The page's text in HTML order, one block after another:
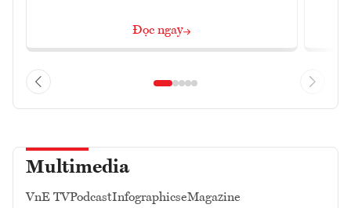
Đọc ngay
Multimedia
VnE TVPodcastInfographicseMagazine